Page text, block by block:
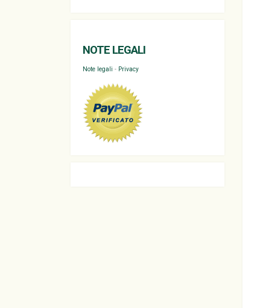
NOTE LEGALI
Note legali - Privacy